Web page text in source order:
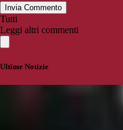
Invia Commento
Tutti
Leggi altri commenti
Ultime Notizie